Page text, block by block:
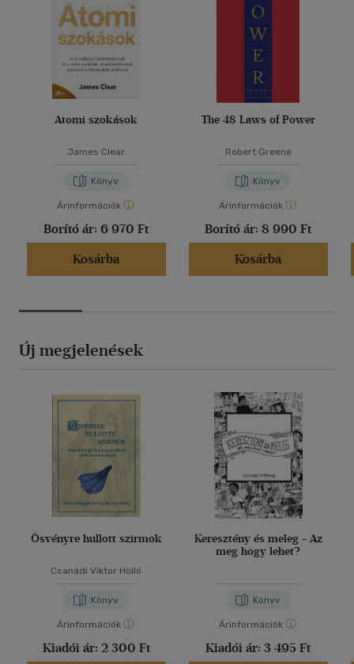
Atomi szokások
James Clear
Könyv
Árinformációk
Borító ár: 6 970 Ft
Kosárba
The 48 Laws of Power
Robert Greene
Könyv
Árinformációk
Borító ár: 8 990 Ft
Kosárba
Új megjelenések
Ösvényre hullott szirmok
Csanádi Viktor Holló
Könyv
Árinformációk
Kiadói ár: 2 300 Ft
Keresztény és meleg - Az
meg hogy lehet?
Könyv
Árinformációk
Kiadói ár: 3 495 Ft